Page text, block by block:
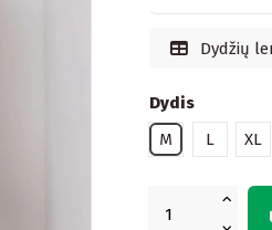
Dydžių
Dydis
M
L XL